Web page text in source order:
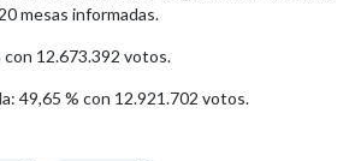
mesas informadas.
con 12.673.392 votos.
49,65 % con 12.921.702 votos.